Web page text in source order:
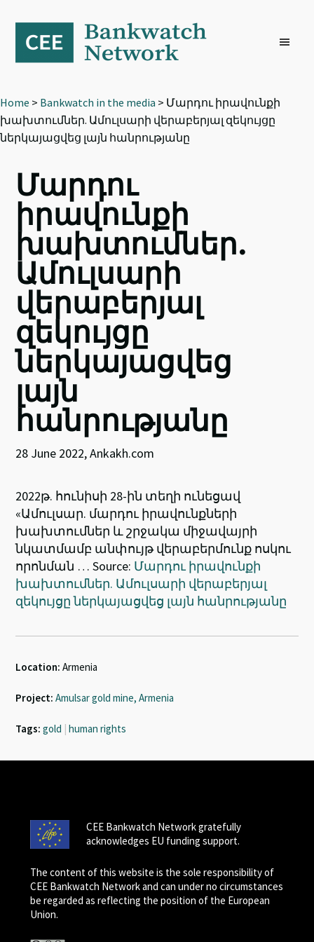
primary
navigation
content
footer
Home > Bankwatch in the media > Մարդու իրավունքի
խախտումներ. Ամուլսարի վերաբերյալ զեկույցը
ներկայացվեց լայն հանրությանը
Մարդու
իրավունքի
խախտումներ.
Ամուլսարի
վերաբերյալ
զեկույցը
ներկայացվեց
լայն
հանրությանը
28 June 2022, Ankakh.com
2022թ. հունիսի 28-ին տեղի ունեցավ
«Ամուլսար. մարդու իրավունքների
խախտումներ և շրջակա միջավայրի
նկատմամբ անփույթ վերաբերմունք ոսկու
որոնման … Source: Մարդու իրավունքի
խախտումներ. Ամուլսարի վերաբերյալ
զեկույցը ներկայացվեց լայն հանրությանը
Location: Armenia
Project: Amulsar gold mine, Armenia
Tags: gold | human rights
CEE Bankwatch Network gratefully
acknowledges EU funding support.
The content of this website is the sole responsibility of
CEE Bankwatch Network and can under no circumstances
be regarded as reflecting the position of the European
Union.